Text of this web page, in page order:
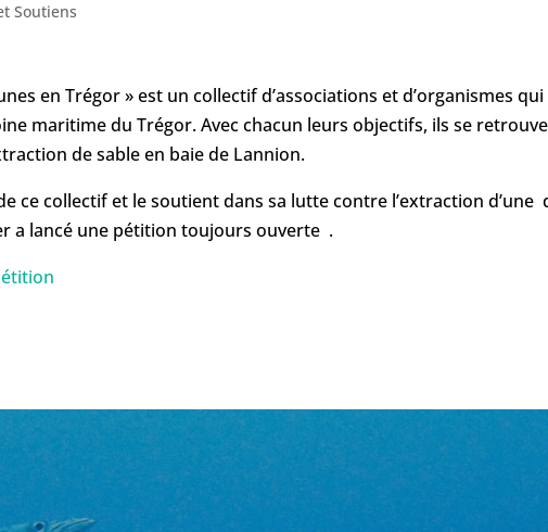
Soutiens
en Trégor » est un collectif d’associations et d’organismes
maritime du Trégor. Avec chacun leurs objectifs, ils se
de sable en baie de Lannion.
ce collectif et le soutient dans sa lutte contre l’extraction d’une
a lancé une pétition toujours ouverte .